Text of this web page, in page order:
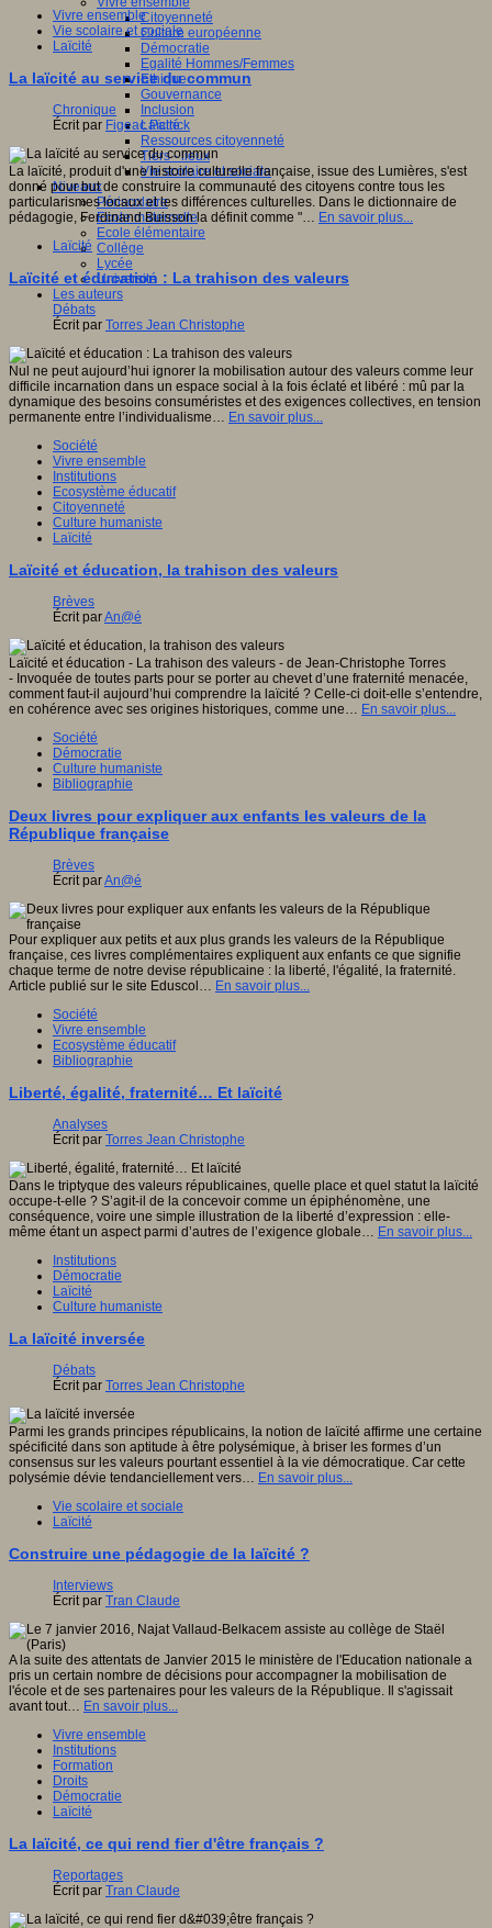
Citoyenneté
Culture européenne
Démocratie
Egalité Hommes/Femmes
Ethique
Gouvernance
Inclusion
Laïcité
Ressources citoyenneté
Tiers - lieux
Vie scolaire et sociale
Niveaux
Périscolaire
Ecole maternelle
Ecole élémentaire
Collège
Lycée
Université
Les auteurs
Vivre ensemble
Vie scolaire et sociale
Laïcité
La laïcité au service du commun
Chronique
Écrit par Figeac Patrick
La laïcité, produit d'une histoire culturelle française, issue des Lumières, s'est
donné pour but de construire la communauté des citoyens contre tous les
particularismes locaux et les différences culturelles. Dans le dictionnaire de
pédagogie, Ferdinand Buisson la définit comme "… En savoir plus...
Laïcité
Laïcité et éducation : La trahison des valeurs
Débats
Écrit par Torres Jean Christophe
Nul ne peut aujourd’hui ignorer la mobilisation autour des valeurs comme leur
difficile incarnation dans un espace social à la fois éclaté et libéré : mû par la
dynamique des besoins consuméristes et des exigences collectives, en tension
permanente entre l’individualisme… En savoir plus...
Société
Vivre ensemble
Institutions
Ecosystème éducatif
Citoyenneté
Culture humaniste
Laïcité
Laïcité et éducation, la trahison des valeurs
Brèves
Écrit parAn@é
Laïcité et éducation - La trahison des valeurs - de Jean-Christophe Torres
- Invoquée de toutes parts pour se porter au chevet d’une fraternité menacée,
comment faut-il aujourd’hui comprendre la laïcité ? Celle-ci doit-elle s’entendre,
en cohérence avec ses origines historiques, comme une… En savoir plus...
Société
Démocratie
Culture humaniste
Bibliographie
Deux livres pour expliquer aux enfants les valeurs de la
République française
Brèves
Écrit parAn@é
Pour expliquer aux petits et aux plus grands les valeurs de la République
française, ces livres complémentaires expliquent aux enfants ce que signifie
chaque terme de notre devise républicaine : la liberté, l'égalité, la fraternité.
Article publié sur le site Eduscol… En savoir plus...
Société
Vivre ensemble
Ecosystème éducatif
Bibliographie
Liberté, égalité, fraternité… Et laïcité
Analyses
Écrit par Torres Jean Christophe
Dans le triptyque des valeurs républicaines, quelle place et quel statut la laïcité
occupe-t-elle ? S’agit-il de la concevoir comme un épiphénomène, une
conséquence, voire une simple illustration de la liberté d’expression : elle-
même étant un aspect parmi d’autres de l’exigence globale… En savoir plus...
Institutions
Démocratie
Laïcité
Culture humaniste
La laïcité inversée
Débats
Écrit par Torres Jean Christophe
Parmi les grands principes républicains, la notion de laïcité affirme une certaine
spécificité dans son aptitude à être polysémique, à briser les formes d’un
consensus sur les valeurs pourtant essentiel à la vie démocratique. Car cette
polysémie dévie tendanciellement vers… En savoir plus...
Vie scolaire et sociale
Laïcité
Construire une pédagogie de la laïcité ?
Interviews
Écrit par Tran Claude
A la suite des attentats de Janvier 2015 le ministère de l'Education nationale a
pris un certain nombre de décisions pour accompagner la mobilisation de
l'école et de ses partenaires pour les valeurs de la République. Il s'agissait
avant tout… En savoir plus...
Vivre ensemble
Institutions
Formation
Droits
Démocratie
Laïcité
La laïcité, ce qui rend fier d'être français ?
Reportages
Écrit par Tran Claude